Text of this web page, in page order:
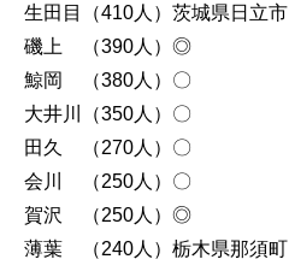
生田目（410人）茨城県日立市
磯上 （390人）◎
鯨岡 （380人）〇
大井川（350人）〇
田久 （270人）〇
会川 （250人）〇
賀沢 （250人）◎
薄葉 （240人）栃木県那須町